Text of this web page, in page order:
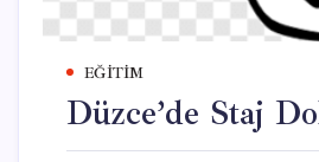
EĞITIM
Düzce’de Staj